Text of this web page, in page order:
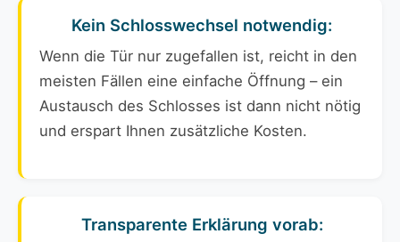
Kein Schlosswechsel notwendig:
Wenn die Tür nur zugefallen ist, reicht in den
meisten Fällen eine einfache Öffnung – ein
Austausch des Schlosses ist dann nicht nötig
und erspart Ihnen zusätzliche Kosten.
Transparente Erklärung vorab: